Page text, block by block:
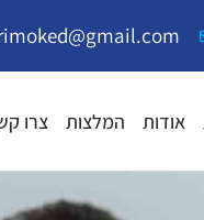
אודות המלצות צרו